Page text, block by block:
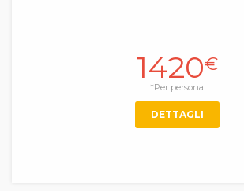
1420€
*Per persona
DETTAGLI